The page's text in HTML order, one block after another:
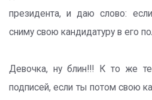
президента, и даю слово:
сниму свою кандидатуру в его
Девочка, ну блин!!! К то же
подписей, если ты потом свою